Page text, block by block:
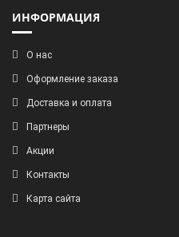
ИНФОРМАЦИЯ
О нас
Оформление заказа
Доставка и оплата
Партнеры
Акции
Контакты
Карта сайта